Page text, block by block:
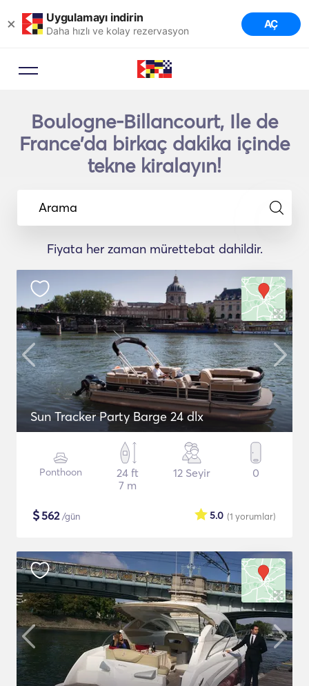
× Uygulamayı indirin
Daha hızlı ve kolay rezervasyon AÇ
Boulogne-Billancourt, Ile de
France'da birkaç dakika içinde
tekne kiralayın!
Arama
Fiyata her zaman mürettebat dahildir.
Sun Tracker Party Barge 24 dlx
Ponthoon
24 ft
7 m
12 Seyir 0
$562/gün (1 yorumlar)
5.0